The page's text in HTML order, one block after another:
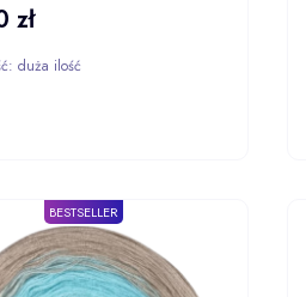
zł
duża ilość
BESTSELLER